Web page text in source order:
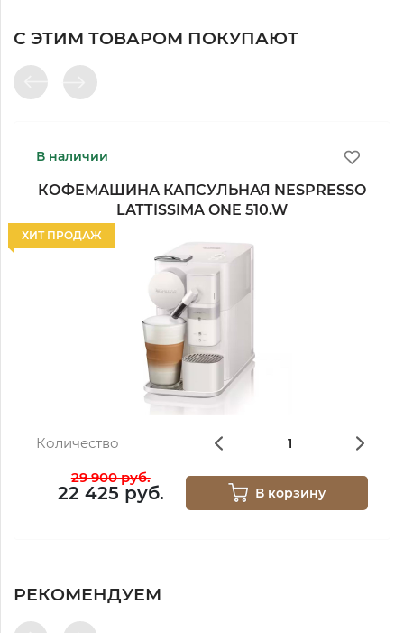
С ЭТИМ ТОВАРОМ ПОКУПАЮТ
В наличии
ХИТ ПРОДАЖ
КОФЕМАШИНА КАПСУЛЬНАЯ NESPRESSO
LATTISSIMA ONE 510.W
Количество
29 900 руб.
22 425 руб. В корзину
РЕКОМЕНДУЕМ